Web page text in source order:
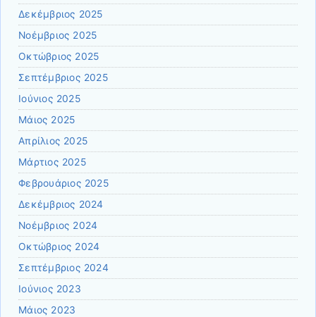
Δεκέμβριος 2025
Νοέμβριος 2025
Οκτώβριος 2025
Σεπτέμβριος 2025
Ιούνιος 2025
Μάιος 2025
Απρίλιος 2025
Μάρτιος 2025
Φεβρουάριος 2025
Δεκέμβριος 2024
Νοέμβριος 2024
Οκτώβριος 2024
Σεπτέμβριος 2024
Ιούνιος 2023
Μάιος 2023